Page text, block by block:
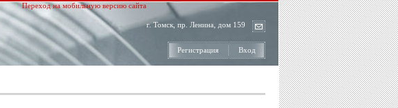
Переход на мобильную версию сайта
г. Томск, пр. Ленина, дом 159
Регистрация Вход